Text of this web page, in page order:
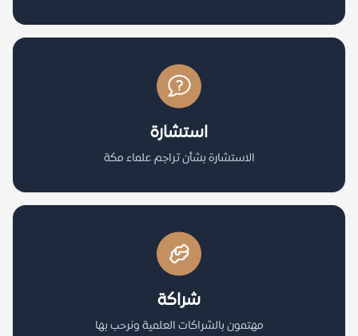
استشارة
الاستشارة بشأن تراجم علماء مكة
شراكة
مهتمون بالشراكات العلمية ونرحب بها